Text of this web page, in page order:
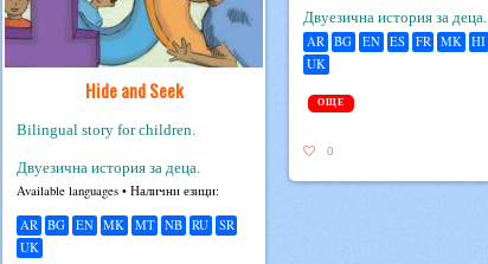
Двуезична история за деца.
AR BG EN ES FR MK HI
UK
ОЩЕ
0
Hide and Seek
Bilingual story for children.
Двуезична история за деца.
Avail­able lan­guages • Налични езици:
AR BG EN MK MT NB RU
SR
UK